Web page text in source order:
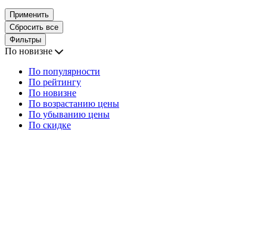
Применить
Сбросить все
Фильтры
По новизне
По популярности
По рейтингу
По новизне
По возрастанию цены
По убыванию цены
По скидке